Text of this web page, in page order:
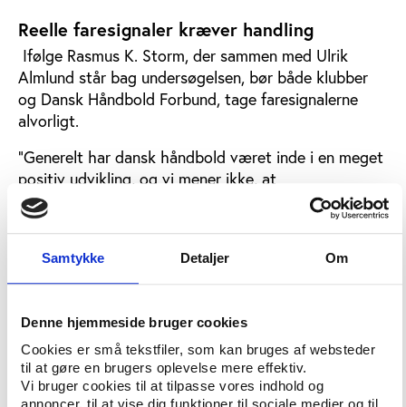
Samtykke Detaljer Om
Denne hjemmeside bruger cookies
Cookies er små tekstfiler, som kan bruges af websteder
til at gøre en brugers oplevelse mere effektiv.
Vi bruger cookies til at tilpasse vores indhold og
annoncer, til at vise dig funktioner til sociale medier og til
Reelle faresignaler kræver handling
Ifølge Rasmus K. Storm, der sammen med Ulrik
Almlund står bag undersøgelsen, bør både klubber
og Dansk Håndbold Forbund, tage faresignalerne
alvorligt.
”Generelt har dansk håndbold været inde i en meget
positiv udvikling, og vi mener ikke, at
håndboldøkonomien kan betegnes som en boble, der
er tæt på at briste. Men sportens udfordringer er
diskutere, hvordan man kan sikre sig bedre til
fremtiden.”
Idrættens Analyseinstitut opstiller i rapporten fire
konkrete anbefalinger:
Håndboldens parter bør målrettet arbejde på